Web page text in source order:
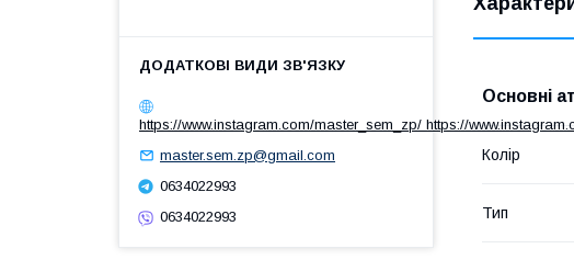
Основні
Колір
Тип
https://www.instagram.com/master_sem_zp/ https://
master.sem.zp@gmail.com
0634022993
0634022993